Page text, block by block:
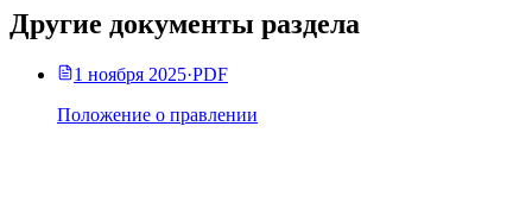
Другие документы раздела
1 ноября 2025·PDF
Положение о правлении